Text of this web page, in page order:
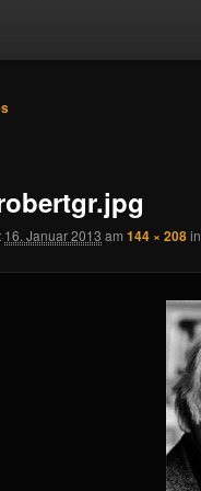
16. Januar 2013 am144 × 208in